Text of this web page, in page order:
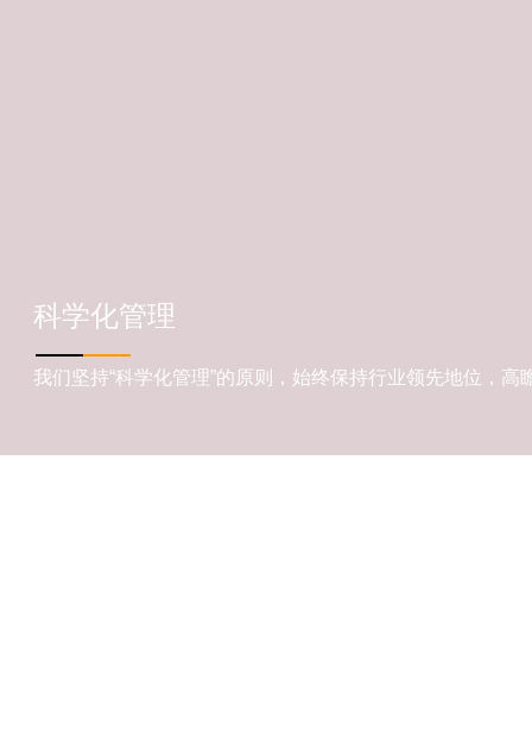
科学化管理
我们坚持“科学化管理”的原则，始终保持行业领先地位，高